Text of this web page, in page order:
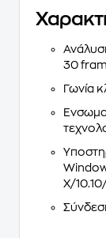
30
Γωνία
X/